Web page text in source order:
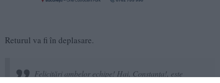
Returul va fi în deplasare.
Felicitări ambelor echipe! Hai, Constanța!, este